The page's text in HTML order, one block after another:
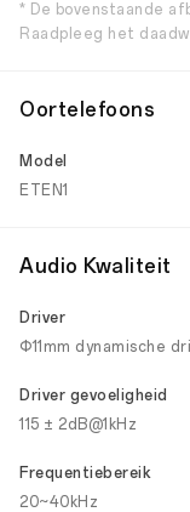
* De bovenstaande
Raadpleeg het
Oortelefoons
Model
ETEN1
Audio Kwaliteit
Driver
Φ11mm dynamische
Driver gevoeligheid
115 ± 2dB@1kHz
Frequentiebereik
20~40kHz